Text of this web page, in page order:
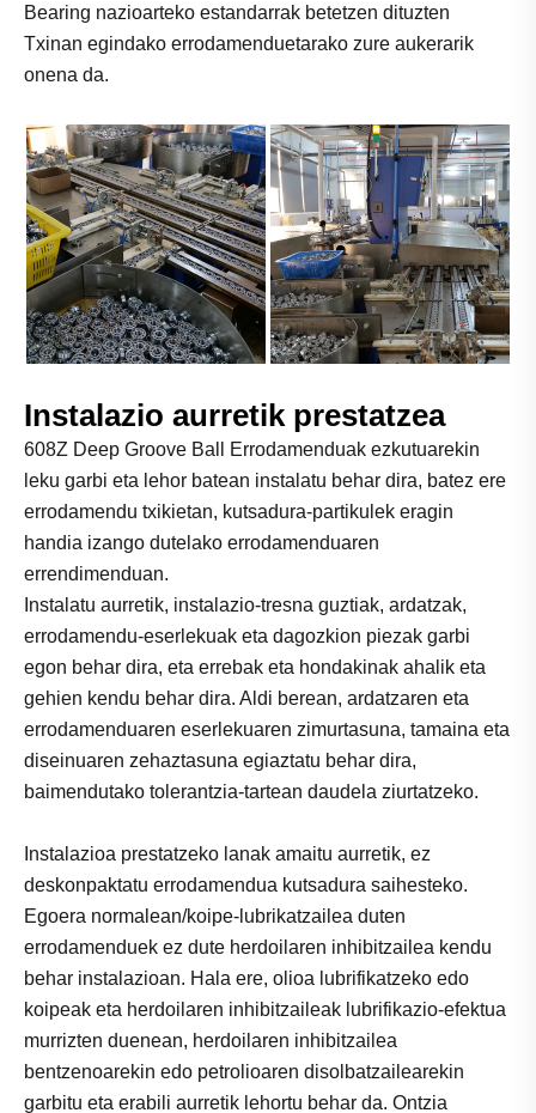
Bearing nazioarteko estandarrak betetzen dituzten
Txinan egindako errodamenduetarako zure aukerarik
onena da.
Instalazio aurretik prestatzea
608Z Deep Groove Ball Errodamenduak ezkutuarekin
leku garbi eta lehor batean instalatu behar dira, batez ere
errodamendu txikietan, kutsadura-partikulek eragin
handia izango dutelako errodamenduaren
errendimenduan.
Instalatu aurretik, instalazio-tresna guztiak, ardatzak,
errodamendu-eserlekuak eta dagozkion piezak garbi
egon behar dira, eta errebak eta hondakinak ahalik eta
gehien kendu behar dira. Aldi berean, ardatzaren eta
errodamenduaren eserlekuaren zimurtasuna, tamaina eta
diseinuaren zehaztasuna egiaztatu behar dira,
baimendutako tolerantzia-tartean daudela ziurtatzeko.
Instalazioa prestatzeko lanak amaitu aurretik, ez
deskonpaktatu errodamendua kutsadura saihesteko.
Egoera normalean/koipe-lubrikatzailea duten
errodamenduek ez dute herdoilaren inhibitzailea kendu
behar instalazioan. Hala ere, olioa lubrifikatzeko edo
koipeak eta herdoilaren inhibitzaileak lubrifikazio-efektua
murrizten duenean, herdoilaren inhibitzailea
bentzenoarekin edo petrolioaren disolbatzailearekin
garbitu eta erabili aurretik lehortu behar da. Ontzia